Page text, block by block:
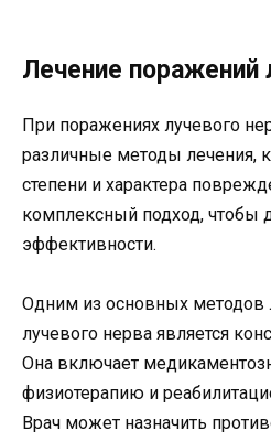
Лечение поражений
При поражениях лучевого
различные методы лечения,
степени и характера
комплексный подход, чтобы
эффективности.
Одним из основных методов
лучевого нерва является
Она включает
физиотерапию и
Врач может назначить